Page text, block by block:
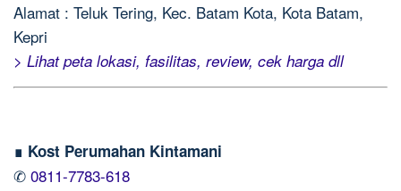
Alamat : Teluk Tering, Kec. Batam Kota, Kota Batam,
Kepri
> Lihat peta lokasi, fasilitas, review, cek harga dll
∎ Kost Perumahan Kintamani
✆ 0811-7783-618